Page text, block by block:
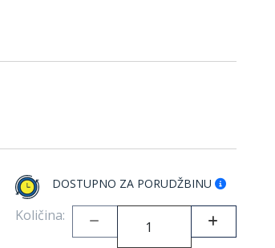
DOSTUPNO ZA PORUDŽBINU
Količina: